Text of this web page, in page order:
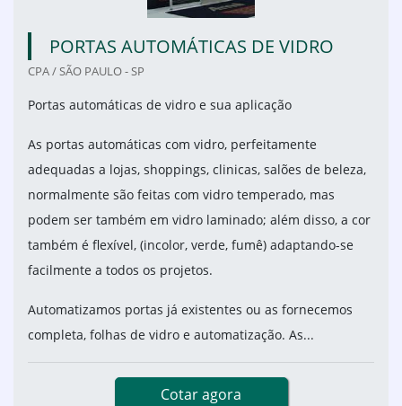
PORTAS AUTOMÁTICAS DE VIDRO
CPA / SÃO PAULO - SP
Portas automáticas de vidro e sua aplicação
As portas automáticas com vidro, perfeitamente
adequadas a lojas, shoppings, clinicas, salões de beleza,
normalmente são feitas com vidro temperado, mas
podem ser também em vidro laminado; além disso, a cor
também é flexível, (incolor, verde, fumê) adaptando-se
facilmente a todos os projetos.
Automatizamos portas já existentes ou as fornecemos
completa, folhas de vidro e automatização. As...
Cotar agora